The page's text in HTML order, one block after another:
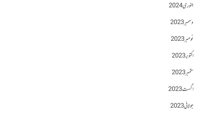
جنوری 2024
دسمبر 2023
نومبر 2023
اکتوبر 2023
ستمبر 2023
اگست 2023
جولائی 2023